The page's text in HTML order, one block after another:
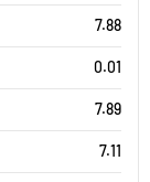
7.88
0.01
7.89
7.11